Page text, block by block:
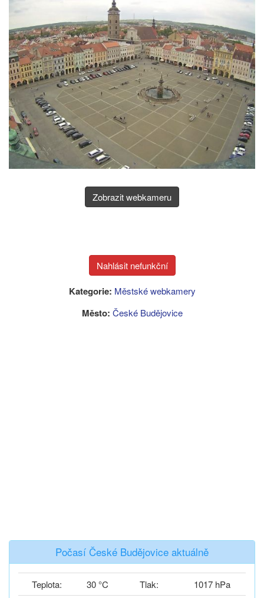
Zobrazit webkameru
Kategorie: Městské webkamery
Město: České Budějovice
Počasí České Budějovice aktuálně
Teplota: 30 °C Tlak:
1017 hPa